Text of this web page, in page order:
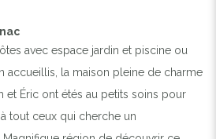
avec espace jardin et piscine ou
accueillis, la maison pleine de charme
et Éric ont étés au petits soins pour
tout ceux qui cherche un